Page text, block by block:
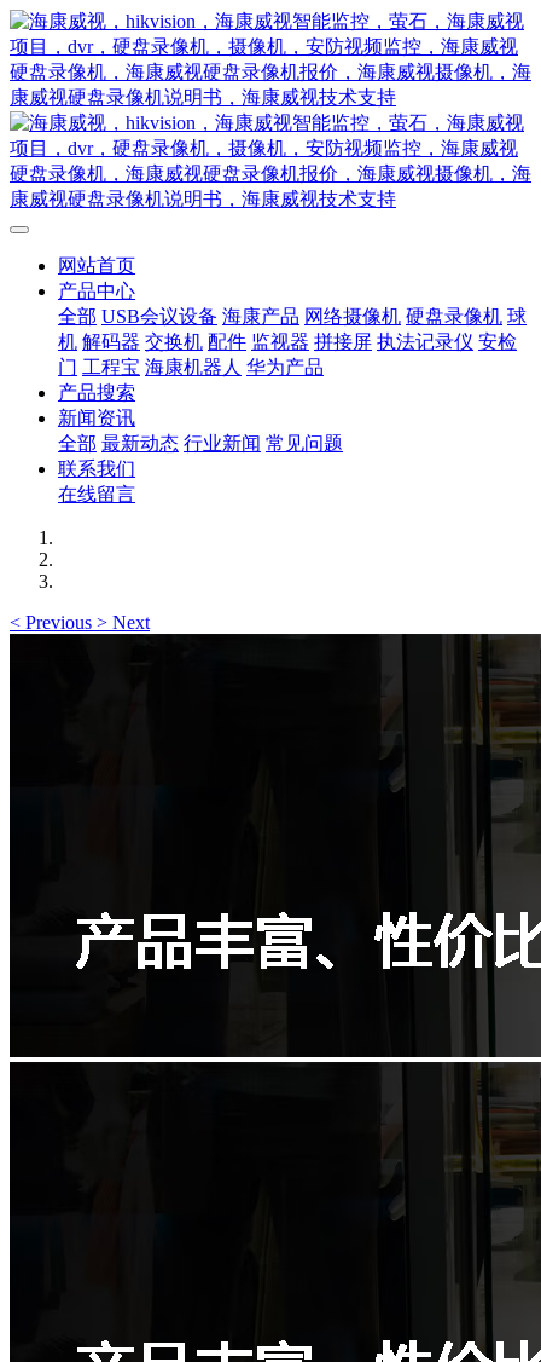
网站首页
产品中心
全部 USB会议设备 海康产品 网络摄像机 硬盘录像机 球
机 解码器 交换机 配件 监视器 拼接屏 执法记录仪 安检
门 工程宝 海康机器人 华为产品
产品搜索
新闻资讯
全部 最新动态 行业新闻 常见问题
联系我们
在线留言
< Previous > Next